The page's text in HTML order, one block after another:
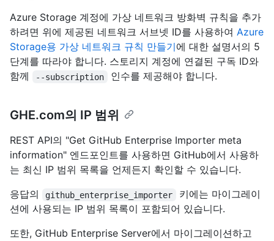
Azure Storage 계정에 가상 네트워크 방화벽 규칙을 추가
하려면 위에 제공된 네트워크 서브넷 ID를 사용하여 Azure
Storage용 가상 네트워크 규칙 만들기에 대한 설명서의 5
단계를 따라야 합니다. 스토리지 계정에 연결된 구독 ID와
함께
--subscription 인수를 제공해야 합니다.
GHE.com의 IP 범위
REST API의 "Get GitHub Enterprise Importer meta
information" 엔드포인트를 사용하면 GitHub에서 사용하
는 최신 IP 범위 목록을 언제든지 확인할 수 있습니다.
응답의
github_enterprise_importer
키에는 마이그레이
션에 사용되는 IP 범위 목록이 포함되어 있습니다.
또한, GitHub Enterprise Server에서 마이그레이션하고